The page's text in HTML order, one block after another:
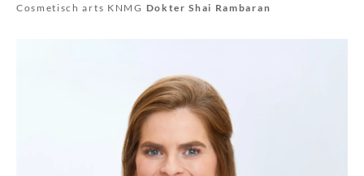
Cosmetisch arts KNMG Dokter Shai Rambaran